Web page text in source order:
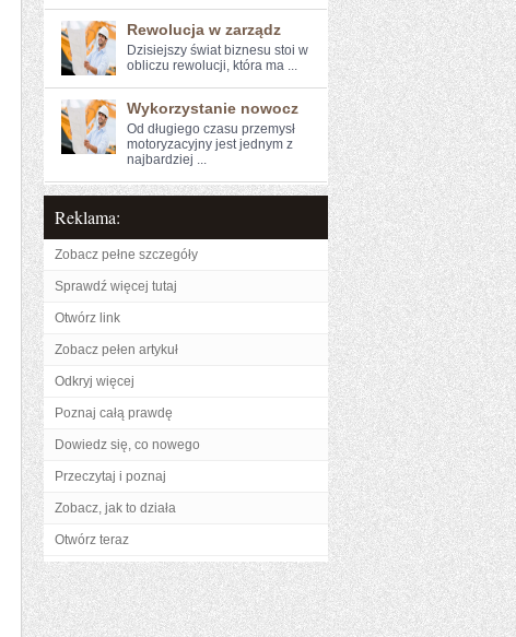
Rewolucja w zarządz
Dzisiejszy świat biznesu stoi w
obliczu ‌rewolucji, która ma ...
Wykorzystanie nowocz
Od długiego‍ czasu przemysł
motoryzacyjny ⁤jest ‍jednym z
najbardziej ...
Reklama:
Zobacz pełne szczegóły
Sprawdź więcej tutaj
Otwórz link
Zobacz pełen artykuł
Odkryj więcej
Poznaj całą prawdę
Dowiedz się, co nowego
Przeczytaj i poznaj
Zobacz, jak to działa
Otwórz teraz